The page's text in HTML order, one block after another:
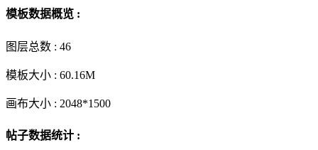
模板数据概览 :
图层总数 : 46
模板大小 : 60.16M
画布大小 : 2048*1500
帖子数据统计 :